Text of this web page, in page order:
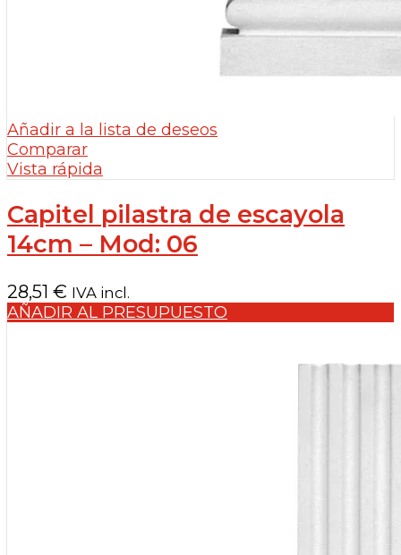
Añadir a la lista de deseos
Comparar
Vista rápida
Capitel pilastra de escayola
14cm – Mod: 06
28,51 € IVA incl.
AÑADIR AL PRESUPUESTO